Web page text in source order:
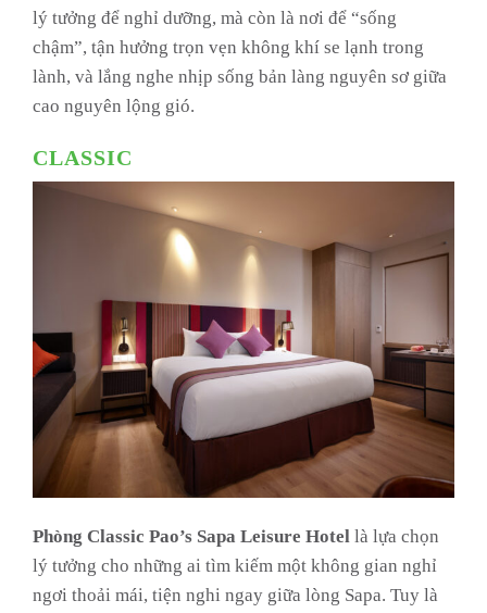
lý tưởng để nghỉ dưỡng, mà còn là nơi để “sống
chậm”, tận hưởng trọn vẹn không khí se lạnh trong
lành, và lắng nghe nhịp sống bản làng nguyên sơ giữa
cao nguyên lộng gió.
CLASSIC
Phòng Classic Pao’s Sapa Leisure Hotel là lựa chọn
lý tưởng cho những ai tìm kiếm một không gian nghỉ
ngơi thoải mái, tiện nghi ngay giữa lòng Sapa. Tuy là